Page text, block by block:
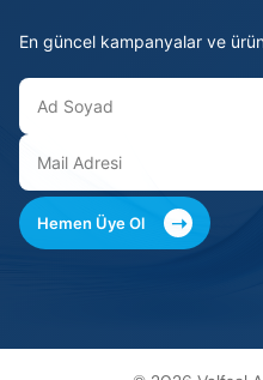
En güncel kampanyalar ve
Hemen Üye Ol ➝